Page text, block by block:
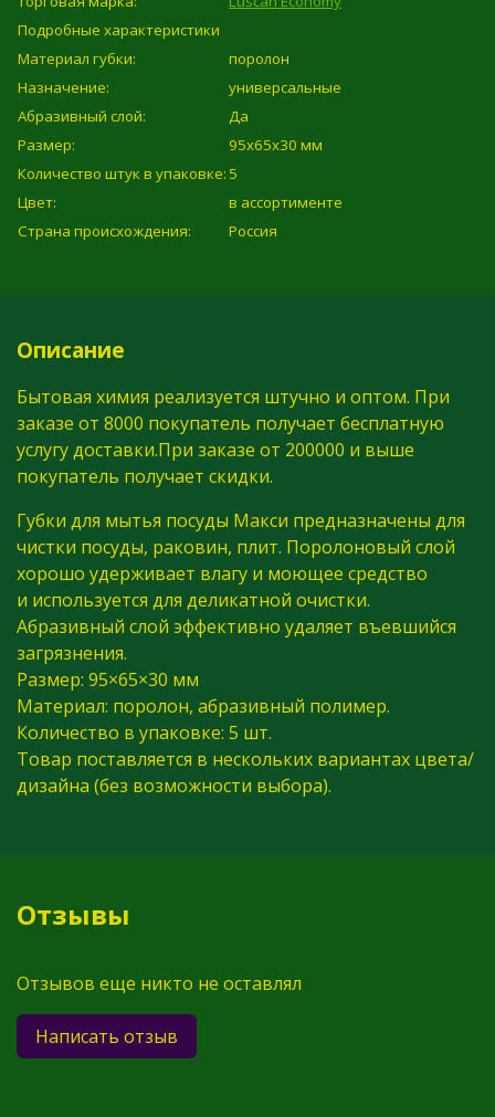
Подробные характеристики
Материал губки:
поролон
Назначение:
универсальные
Абразивный слой:
Да
Размер:
95x65x30 мм
Количество штук в упаковке: 5
Цвет:
в ассортименте
Страна происхождения:
Россия
Описание
Бытовая химия реализуется штучно и оптом. При
заказе от 8000 покупатель получает бесплатную
услугу доставки.При заказе от 200000 и выше
покупатель получает скидки.
Губки для мытья посуды Макси предназначены для
чистки посуды, раковин, плит. Поролоновый слой
хорошо удерживает влагу и моющее средство
и используется для деликатной очистки.
Абразивный слой эффективно удаляет въевшийся
загрязнения.
Размер: 95×65×30 мм
Материал: поролон, абразивный полимер.
Количество в упаковке: 5 шт.
Товар поставляется в нескольких вариантах цвета/
дизайна (без возможности выбора).
Отзывы
Отзывов еще никто не оставлял
Написать отзыв